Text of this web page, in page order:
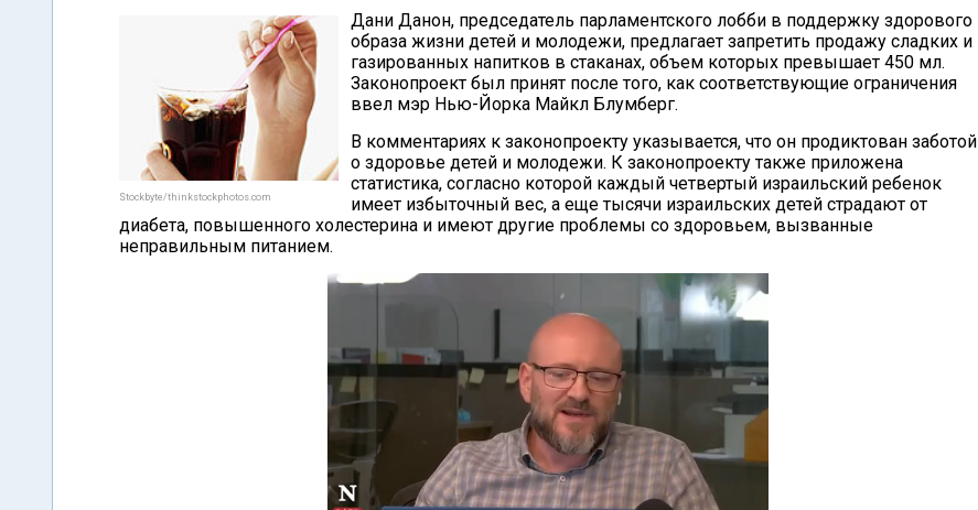
Stockbyte/thinkstockphotos.com
Дани Данон, председатель парламентского лобби в поддержку здорового
образа жизни детей и молодежи, предлагает запретить продажу сладких и
газированных напитков в стаканах, объем которых превышает 450 мл.
Законопроект был принят после того, как соответствующие ограничения
ввел мэр Нью-Йорка Майкл Блумберг.
В комментариях к законопроекту указывается, что он продиктован заботой
о здоровье детей и молодежи. К законопроекту также приложена
статистика, согласно которой каждый четвертый израильский ребенок
имеет избыточный вес, а еще тысячи израильских детей страдают от
диабета, повышенного холестерина и имеют другие проблемы со здоровьем, вызванные
неправильным питанием.